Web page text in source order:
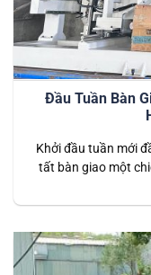
Đầu Tuần Bàn
Khởi đầu tuần mới
tất bàn giao một
máy nổi bật với tính